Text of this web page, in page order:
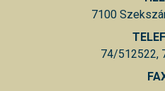
7100
74/512522,